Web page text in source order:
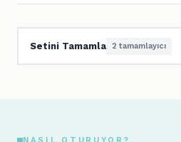
Setini Tamamla 2 tamamlayıcı